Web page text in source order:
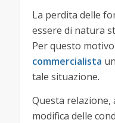
La perdita delle
essere di natura
Per questo
commercialista
tale situazione.
Questa relazione,
modifica delle